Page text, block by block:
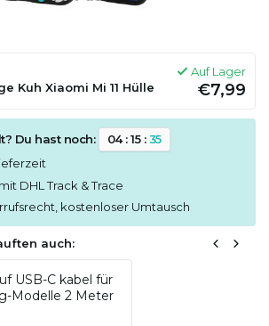
Kuh Xiaomi Mi 11 Hülle
Auf Lager
€7,99
Du hast noch: 04:15:35
DHL Track & Trace
kostenloser Umtausch
auch:
USB-C kabel für
Modelle 2 Meter